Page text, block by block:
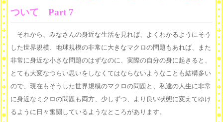
ついて Part 7
それから、みなさんの身近な生活を見れば、よくわかるようにそう
した世界規模、地球規模の非常に大きなマクロの問題もあれば、また
非常に身近な小さな問題のはずなのに、実際の自分の身に起きると、
とても大変なつらい思いをしなくてはならないようなことも結構多い
ので、現在もそうした世界規模のマクロの問題と、私達の人生に非常
に身近なミクロの問題も両方、少しずつ、より良い状態に変えてゆけ
るように日々奮闘しているようなところがあります。